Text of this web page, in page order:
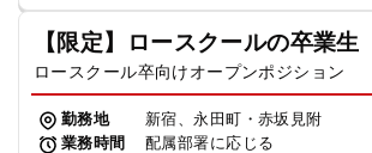
【限定】ロースクールの卒業生
ロースクール卒向けオープンポジション
勤務地
新宿、永田町・赤坂見附
業務時間
配属部署に応じる